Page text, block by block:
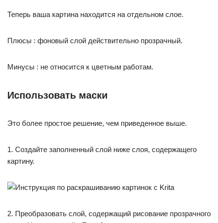
Теперь ваша картина находится на отдельном слое.
Плюсы : фоновый слой действительно прозрачный.
Минусы : не относится к цветным работам.
Использовать маски
Это более простое решение, чем приведенное выше.
1. Создайте заполненный слой ниже слоя, содержащего
картину.
2. Преобразовать слой, содержащий рисование прозрачного